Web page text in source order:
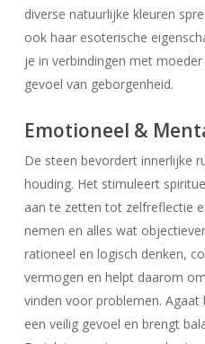
diverse natuurlijke kleuren
ook haar esoterische
je in verbindingen met
gevoel van geborgenheid.
Emotioneel &
De steen bevordert innerlijke
houding. Het stimuleert
aan te zetten tot zelfreflectie
nemen en alles wat
rationeel en logisch denken,
vermogen en helpt daarom
vinden voor problemen.
een veilig gevoel en brengt